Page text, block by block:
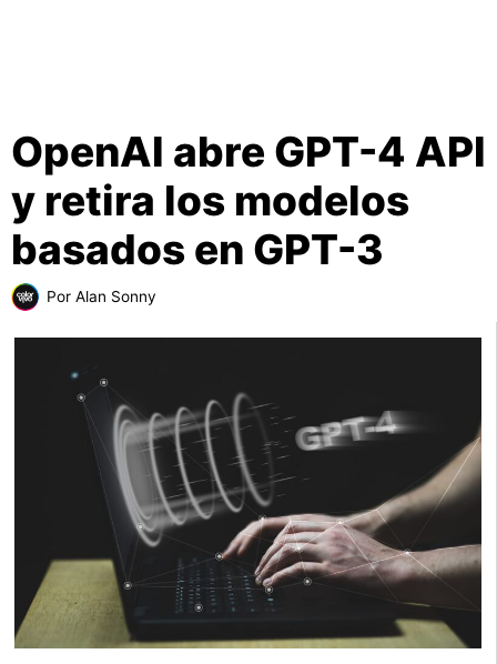
OpenAI abre GPT-4 API
y retira los modelos
basados en GPT-3
Por Alan Sonny